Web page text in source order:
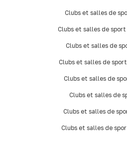
Clubs et salles de
Clubs et salles de sport
Clubs et salles de
Clubs et salles de
Clubs et salles de
Clubs et salles de
Clubs et salles de
Clubs et salles de